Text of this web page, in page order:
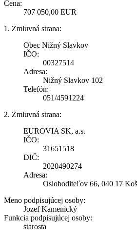
Cena:
707 050,00 EUR
1. Zmluvná strana:
Obec Nižný Slavkov
IČO:
00327514
Adresa:
Nižný Slavkov 102
Telefón:
051/4591224
2. Zmluvná strana:
EUROVIA SK, a.s.
IČO:
31651518
DIČ:
2020490274
Adresa:
Osloboditeľov 66, 040 17
Meno podpisujúcej osoby:
Jozef Kamenický
Funkcia podpisujúcej osoby:
starosta